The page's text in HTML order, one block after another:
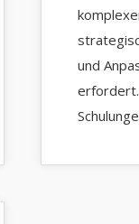
und